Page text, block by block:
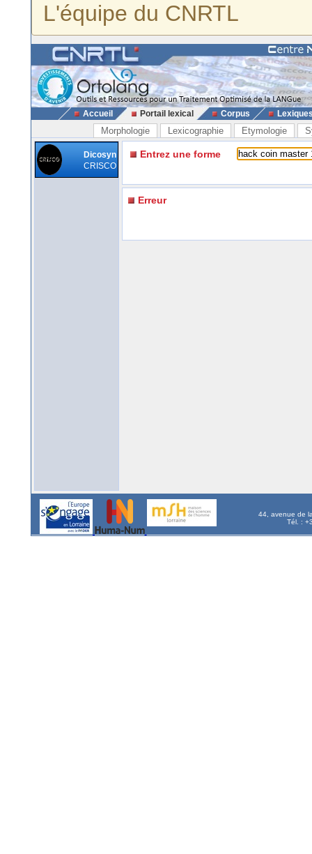
L'équipe du CNRTL
Accueil Portail lexical Corpus
Morphologie Lexicographie Etymologie
Dicosyn
CRISCO
Entrez une forme
Erreur
44, avenue de
Tél. :